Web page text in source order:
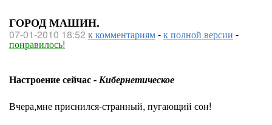
ГОРОД МАШИН.
07-01-2010 18:52 к комментариям-к полной версии -
понравилось!
Настроение сейчас -Кибернетическое
Вчера,мне приснился-странный, пугающий сон!